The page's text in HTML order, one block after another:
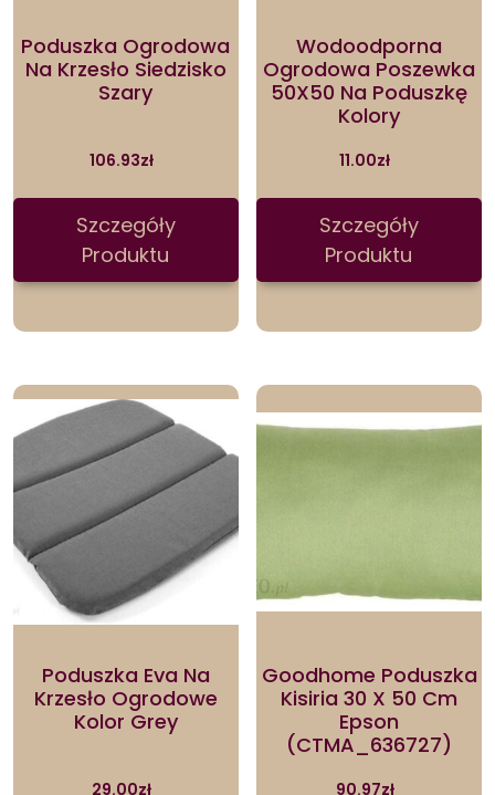
Poduszka Ogrodowa
Na Krzesło Siedzisko
Szary
106.93zł
Szczegóły
Produktu
Wodoodporna
Ogrodowa Poszewka
50X50 Na Poduszkę
Kolory
11.00zł
Szczegóły
Produktu
Poduszka Eva Na
Krzesło Ogrodowe
Kolor Grey
29.00zł
Goodhome Poduszka
Kisiria 30 X 50 Cm
Epson
(CTMA_636727)
90.97zł